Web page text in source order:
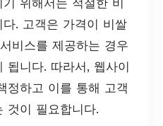
위해서는 적절한 비
. 고객은 가격이 비쌀
비스를 제공하는 경우
됩니다. 따라서, 웹사이
정하고 이를 통해 고객
것이 필요합니다.